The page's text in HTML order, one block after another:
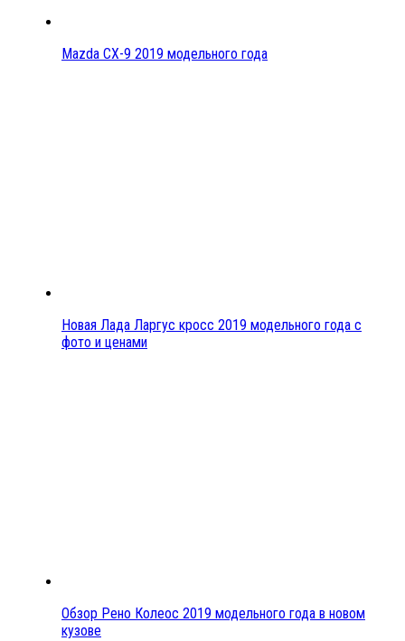
Mazda CX-9 2019 модельного года
Новая Лада Ларгус кросс 2019 модельного года с
фото и ценами
Обзор Рено Колеос 2019 модельного года в новом
кузове